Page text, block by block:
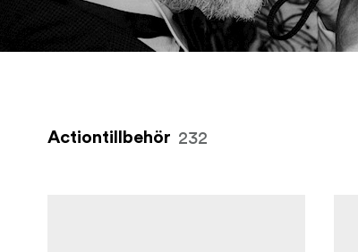
Actiontillbehör 232